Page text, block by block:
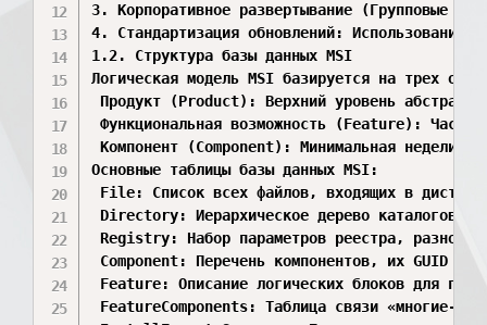
3. Корпоративное развертывание (Групповые
4. Стандартизация обновлений: Использование
1.2. Структура базы данных MSI
Логическая модель MSI базируется на трех
Продукт (Product): Верхний уровень
Функциональная возможность (Feature): Часть
Компонент (Component): Минимальная
Основные таблицы базы данных MSI:
⁠File⁠: Список всех файлов, входящих в
⁠Directory⁠: Иерархическое дерево каталогов
⁠Registry⁠: Набор параметров реестра,
⁠Component⁠: Перечень компонентов, их GUID и
⁠Feature⁠: Описание логических блоков для
⁠FeatureComponents⁠: Таблица связи «многие-